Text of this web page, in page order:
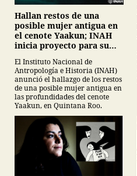
Hallan restos de una
posible mujer antigua en
el cenote Yaakun; INAH
inicia proyecto para su
El Instituto Nacional de
Antropología e Historia (INAH)
anunció el hallazgo de los restos
de una posible mujer antigua en
las profundidades del cenote
Yaakun, en Quintana Roo.